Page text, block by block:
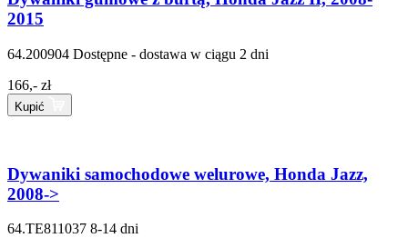
2015
64.200904 Dostępne - dostawa w ciągu 2 dni
166,- zł
Kupić
Dywaniki samochodowe welurowe, Honda Jazz,
2008->
64.TE811037 8-14 dni